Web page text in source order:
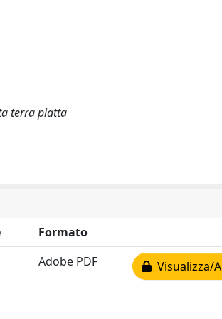
terra piatta
Formato
Adobe PDF Visualizza/